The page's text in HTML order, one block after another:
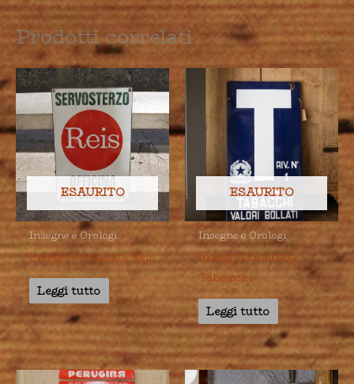
Prodotti correlati
ESAURITO
Insegne e Orologi
Insegna smaltata Reis
Leggi tutto
ESAURITO
Insegne e Orologi
Insegna smaltata
Tabacchi
Leggi tutto